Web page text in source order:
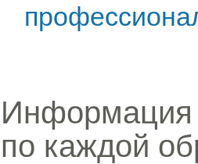
Информация
по каждой